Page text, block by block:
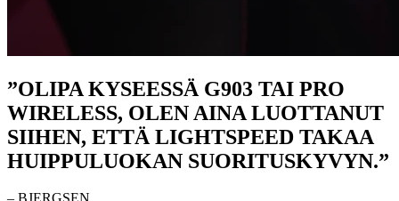
”OLIPA KYSEESSÄ G903 TAI PRO
WIRELESS, OLEN AINA LUOTTANUT
SIIHEN, ETTÄ LIGHTSPEED TAKAA
HUIPPULUOKAN SUORITUSKYVYN.”